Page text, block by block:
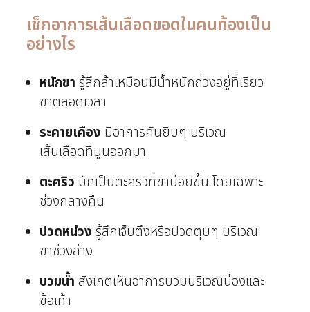
เช็กอาการเส้นเลือดขอดในคนท้องเป็น
อย่างไร
หนักขา รู้สึกล้าเหมือนมีน้ำหนักถ่วงอยู่ที่เรียว
ขาตลอดเวลา
ระคายเคือง มีอาการคันยิบๆ บริเวณ
เส้นเลือดที่นูนออกมา
ตะคริว มักเป็นตะคริวที่ขาบ่อยขึ้น โดยเฉพาะ
ช่วงกลางคืน
ปวดหน่วง รู้สึกเจ็บตึงหรือปวดตุบๆ บริเวณ
ขาช่วงล่าง
บวมน้ำ สังเกตเห็นอาการบวมบริเวณน่องและ
ข้อเท้า